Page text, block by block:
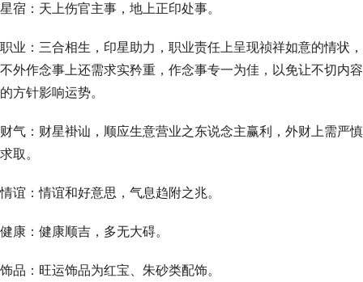
星宿：天上伤官主事，地上正印处事。
职业：三合相生，印星助力，职业责任上呈现祯祥如意的情状，
不外作念事上还需求实矜重，作念事专一为佳，以免让不切内容
的方针影响运势。
财气：财星褂讪，顺应生意营业之东说念主赢利，外财上需严慎
求取。
情谊：情谊和好意思，气息趋附之兆。
健康：健康顺吉，多无大碍。
饰品：旺运饰品为红宝、朱砂类配饰。